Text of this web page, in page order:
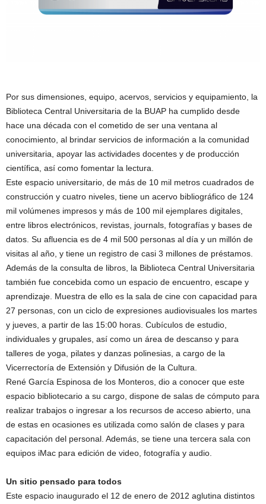
Por sus dimensiones, equipo, acervos, servicios y equipamiento, la
Biblioteca Central Universitaria de la BUAP ha cumplido desde
hace una década con el cometido de ser una ventana al
conocimiento, al brindar servicios de información a la comunidad
universitaria, apoyar las actividades docentes y de producción
científica, así como fomentar la lectura.
Este espacio universitario, de más de 10 mil metros cuadrados de
construcción y cuatro niveles, tiene un acervo bibliográfico de 124
mil volúmenes impresos y más de 100 mil ejemplares digitales,
entre libros electrónicos, revistas, journals, fotografías y bases de
datos. Su afluencia es de 4 mil 500 personas al día y un millón de
visitas al año, y tiene un registro de casi 3 millones de préstamos.
Además de la consulta de libros, la Biblioteca Central Universitaria
también fue concebida como un espacio de encuentro, escape y
aprendizaje. Muestra de ello es la sala de cine con capacidad para
27 personas, con un ciclo de expresiones audiovisuales los martes
y jueves, a partir de las 15:00 horas. Cubículos de estudio,
individuales y grupales, así como un área de descanso y para
talleres de yoga, pilates y danzas polinesias, a cargo de la
Vicerrectoría de Extensión y Difusión de la Cultura.
René García Espinosa de los Monteros, dio a conocer que este
espacio bibliotecario a su cargo, dispone de salas de cómputo para
realizar trabajos o ingresar a los recursos de acceso abierto, una
de estas en ocasiones es utilizada como salón de clases y para
capacitación del personal. Además, se tiene una tercera sala con
equipos iMac para edición de video, fotografía y audio.
Un sitio pensado para todos
Este espacio inaugurado el 12 de enero de 2012 aglutina distintos